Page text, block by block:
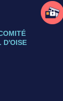
D'OISE